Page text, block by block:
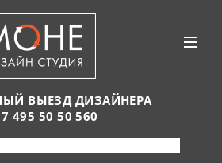
ВЫЕЗД ДИЗАЙНЕРА
495 50 50 560